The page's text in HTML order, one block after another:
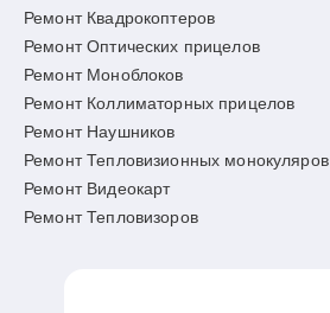
Ремонт Квадрокоптеров
Ремонт Оптических прицелов
Ремонт Моноблоков
Ремонт Коллиматорных прицелов
Ремонт Наушников
Ремонт Тепловизионных монокуляров
Ремонт Видеокарт
Ремонт Тепловизоров